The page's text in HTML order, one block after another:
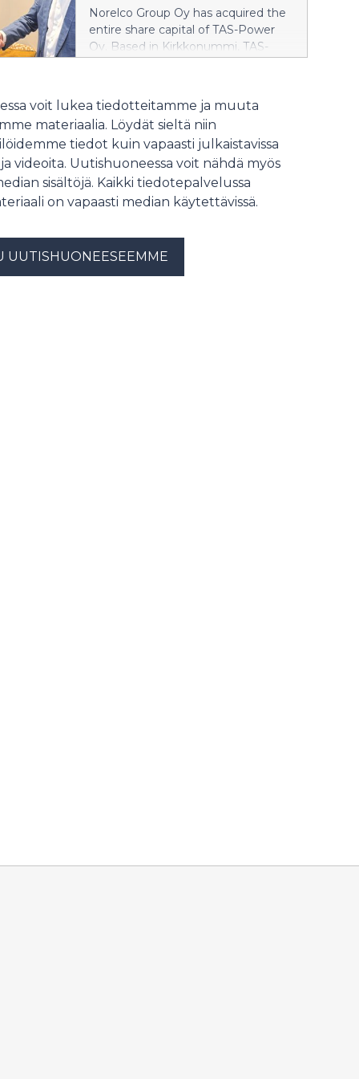
Group.
”Norelco Group on matkalla
Pohjoismaiden halutuimmaksi
sähkö- ja automaatioratkaisujen
kumppaniksi yhtiön hakiessa kasvua
sanoo Norelco Groupin
toimitusjohtaja Ari Hämäläinen.
Norelco Group Oy has acquired the
entire share capital of TAS-Power
Oy. Based in Kirkkonummi, TAS-
design as well as demanding
automation solutions for industry
and the marine sector. The
acquisition represents a significant
step in executing the Group’s
growth strategy and further
strengthens Norelco’s position as a
voit lukea tiedotteitamme ja muuta
materiaalia. Löydät sieltä niin
tiedot kuin vapaasti julkaistavissa
videoita. Uutishuoneessa voit nähdä myös
sisältöjä. Kaikki tiedotepalvelussa
on vapaasti median käytettävissä.
UUTISHUONEESEEMME